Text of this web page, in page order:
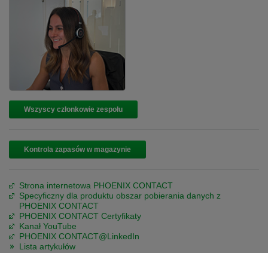
Wszyscy członkowie zespołu
Kontrola zapasów w magazynie
Strona internetowa PHOENIX CONTACT
Specyficzny dla produktu obszar pobierania danych z
PHOENIX CONTACT
PHOENIX CONTACT Certyfikaty
Kanał YouTube
PHOENIX CONTACT@LinkedIn
Lista artykułów